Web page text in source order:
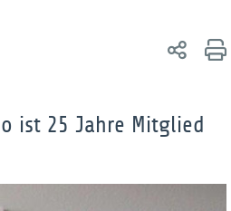
ist 25 Jahre Mitglied